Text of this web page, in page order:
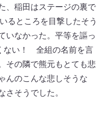
、稲田はステージの裏で
るところを目撃したそう
いなかった。平等を謳っ
ない！ 全組の名前を言
その隣で熊元もとても悲
んのこんな悲しそうな
そうでした。